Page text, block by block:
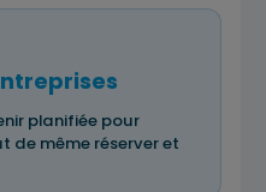
planifiée pour
de même réserver et